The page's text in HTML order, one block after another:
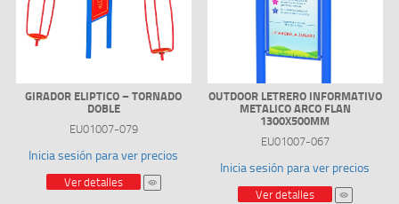
GIRADOR ELIPTICO – TORNADO
DOBLE
EU01007-079
Inicia sesión para ver precios
Ver detalles
OUTDOOR LETRERO INFORMATIVO
METALICO ARCO FLAN
1300X500MM
EU01007-067
Inicia sesión para ver precios
Ver detalles